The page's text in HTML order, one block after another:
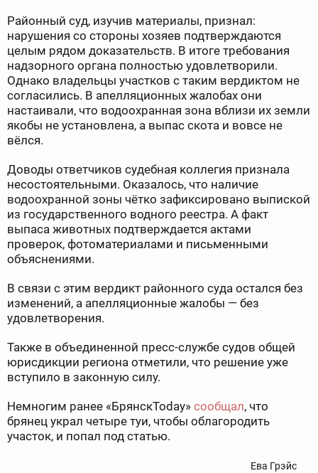
Районный суд, изучив материалы, признал:
нарушения со стороны хозяев подтверждаются
целым рядом доказательств. В итоге требования
надзорного органа полностью удовлетворили.
Однако владельцы участков с таким вердиктом не
согласились. В апелляционных жалобах они
настаивали, что водоохранная зона вблизи их земли
якобы не установлена, а выпас скота и вовсе не
вёлся.
Доводы ответчиков судебная коллегия признала
несостоятельными. Оказалось, что наличие
водоохранной зоны чётко зафиксировано выпиской
из государственного водного реестра. А факт
выпаса животных подтверждается актами
проверок, фотоматериалами и письменными
объяснениями.
В связи с этим вердикт районного суда остался без
изменений, а апелляционные жалобы — без
удовлетворения.
Также в объединенной пресс-службе судов общей
юрисдикции региона отметили, что решение уже
вступило в законную силу.
Немногим ранее «БрянскToday» сообщал, что
брянец украл четыре туи, чтобы облагородить
участок, и попал под статью.
Ева Грэйс